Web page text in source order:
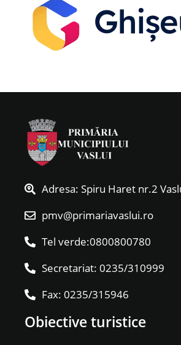
Adresa: Spiru Haret nr.2
pmv@primariavaslui.ro
Tel verde:0800800780
Secretariat: 0235/310999
Fax: 0235/315946
Obiective turistice